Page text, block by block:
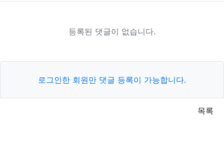
등록된 댓글이 없습니다.
로그인한 회원만 댓글 등록이 가능합니다.
목록